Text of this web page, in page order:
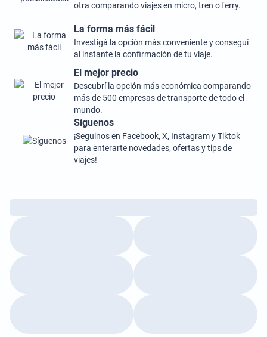
otra comparando viajes en micro, tren o ferry.
La forma más fácil
Investigá la opción más conveniente y conseguí
al instante la confirmación de tu viaje.
El mejor precio
Descubrí la opción más económica comparando
más de 500 empresas de transporte de todo el
mundo.
Síguenos
¡Seguinos en Facebook, X, Instagram y Tiktok
para enterarte novedades, ofertas y tips de
viajes!